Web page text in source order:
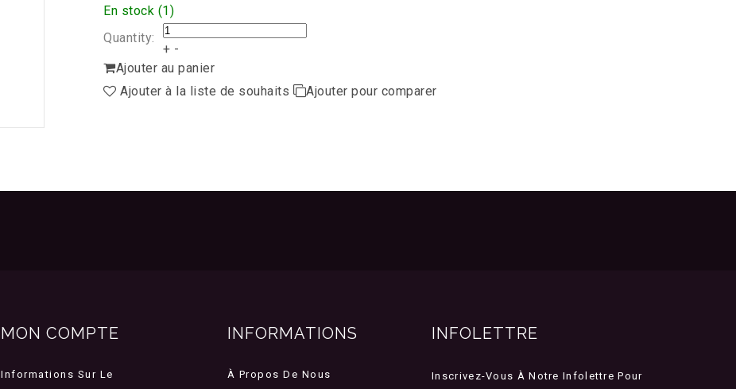
En stock (1)
Quantity:
+ -
Ajouter au panier
Ajouter à la liste de souhaits
Ajouter pour comparer
MON COMPTE
Informations Sur Le
INFORMATIONS
À Propos De Nous
INFOLETTRE
Inscrivez-Vous À Notre Infolettre Pour